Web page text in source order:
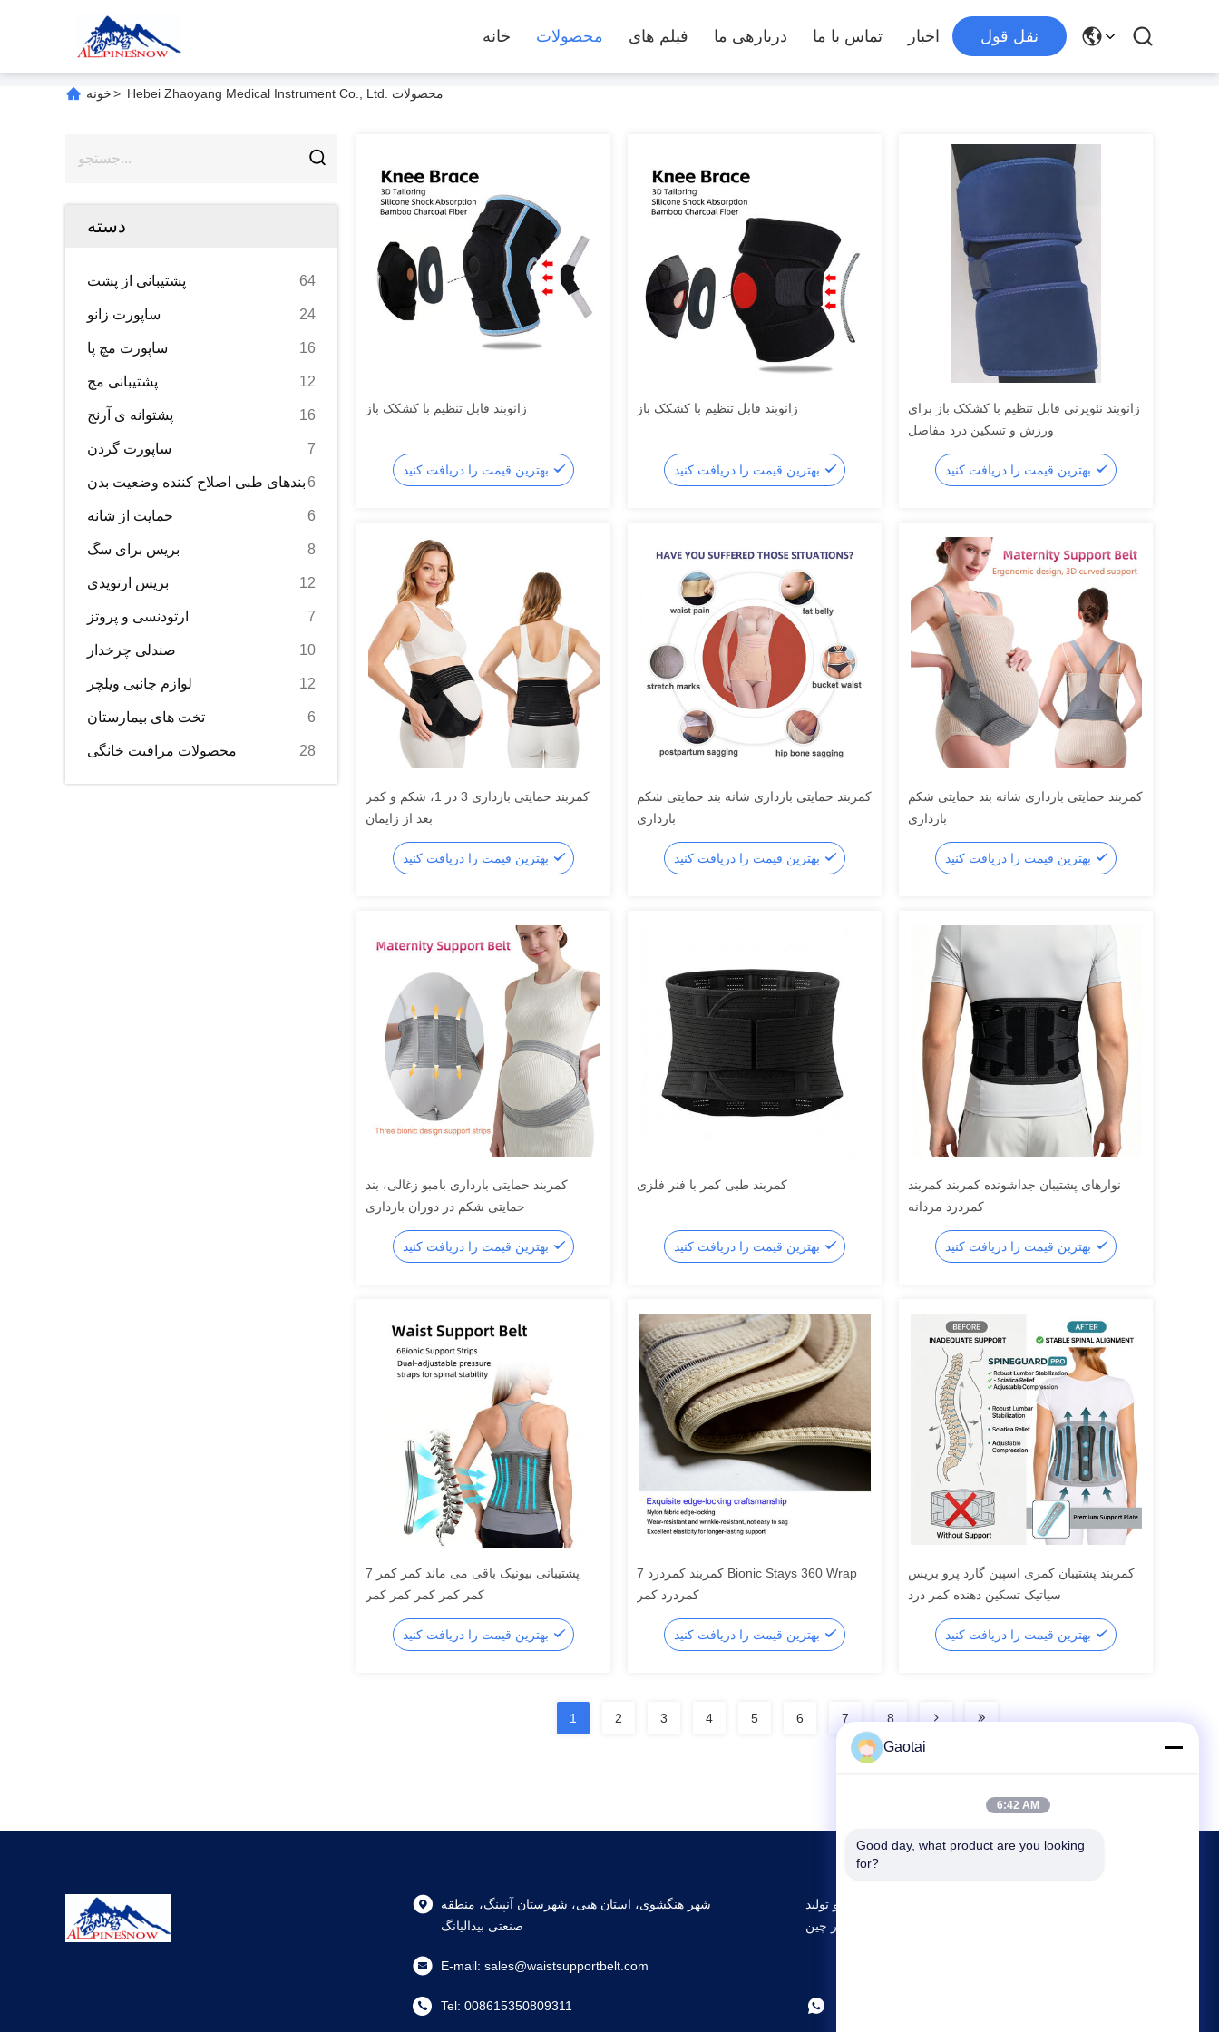
خانه محصولات فیلم های دربارهی ما تماس با ما اخبار نقل قول
خونه> Hebei Zhaoyang Medical Instrument Co., Ltd. محصولات
دسته
پشتیبانی از پشت 64
ساپورت زانو 24
ساپورت مچ پا 16
پشتیبانی مچ 12
پشتوانه ی آرنج 16
ساپورت گردن 7
بندهای طبی اصلاح کننده وضعیت بدن6
حمایت از شانه 6
بریس برای سگ 8
بریس ارتوپدی 12
ارتودنسی و پروتز 7
صندلی چرخدار 10
لوازم جانبی ویلچر 12
تخت های بیمارستان 6
محصولات مراقبت خانگی 28
زانوبند قابل تنظیم با کشکک باز زانوبند قابل تنظیم با کشکک باز
زانوبند نئوپرنی قابل تنظیم با کشکک باز برای
ورزش و تسکین درد مفاصل
کمربند حمایتی بارداری 3 در 1، شکم و کمر
بعد از زایمان
کمربند حمایتی بارداری شانه بند حمایتی شکم
بارداری
کمربند حمایتی بارداری شانه بند حمایتی شکم
بارداری
کمربند حمایتی بارداری بامبو زغالی، بند
حمایتی شکم در دوران بارداری
کمربند طبی کمر با فنر فلزی
نوارهای پشتیبان جداشونده کمربند کمربند
کمردرد مردانه
7 پشتیبانی بیونیک باقی می ماند کمر کمر
کمر کمر کمر کمر کمر
کمربند کمردرد 7 Bionic Stays 360 Wrap
کمردرد کمر
کمربند پشتیبان کمری اسپین گارد پرو بریس
سیاتیک تسکین دهنده کمر درد
1 2 3 4 5 6 7 8
شهر هنگشوی، استان هبی، شهرستان آنپینگ، منطقه
صنعتی بیدالیانگ
E-mail: sales@waistsupportbelt.com
Tel: 008615350809311
بزرگترین تحقیق و توسعه و تولید Back Support
تامین کننده در چین
Gaotai
6:42 AM
Good day, what product are you looking
for?